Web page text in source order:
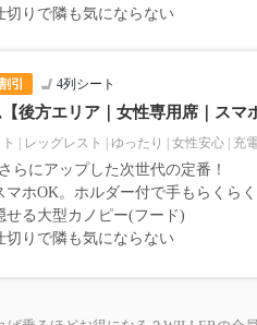
切りで隣も気にならない
引 4列シート
後方エリア｜女性専用席｜スマ
レッグレスト ゆったり 女性安心 充
らにアップした次世代の定番！
マホOK。ホルダー付で手もらくらく
せる大型カノピー(フード)
切りで隣も気にならない